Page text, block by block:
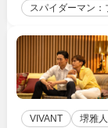
スパイダーマン：
VIVANT 堺雅人